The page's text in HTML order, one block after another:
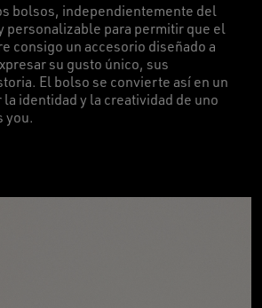
bolsos, independientemente del
personalizable para permitir que el
consigo un accesorio diseñado a
su gusto único, sus
El bolso se convierte así en un
identidad y la creatividad de uno
you.